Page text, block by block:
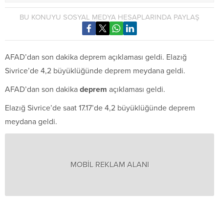
BU KONUYU SOSYAL MEDYA HESAPLARINDA PAYLAŞ
AFAD’dan son dakika deprem açıklaması geldi. Elazığ
Sivrice’de 4,2 büyüklüğünde deprem meydana geldi.
AFAD’dan son dakika deprem açıklaması geldi.
Elazığ Sivrice’de saat 17.17’de 4,2 büyüklüğünde deprem
meydana geldi.
MOBİL REKLAM ALANI